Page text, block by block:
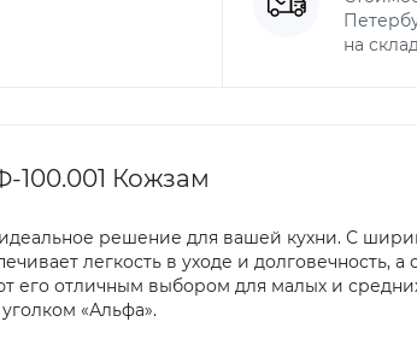
на
Кожзам
решение для вашей кухни. С
легкость в уходе и
его отличным выбором для малых и
«Альфа».